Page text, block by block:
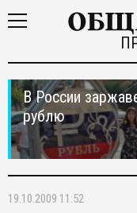
В России
рублю
19.10.2009 11:52